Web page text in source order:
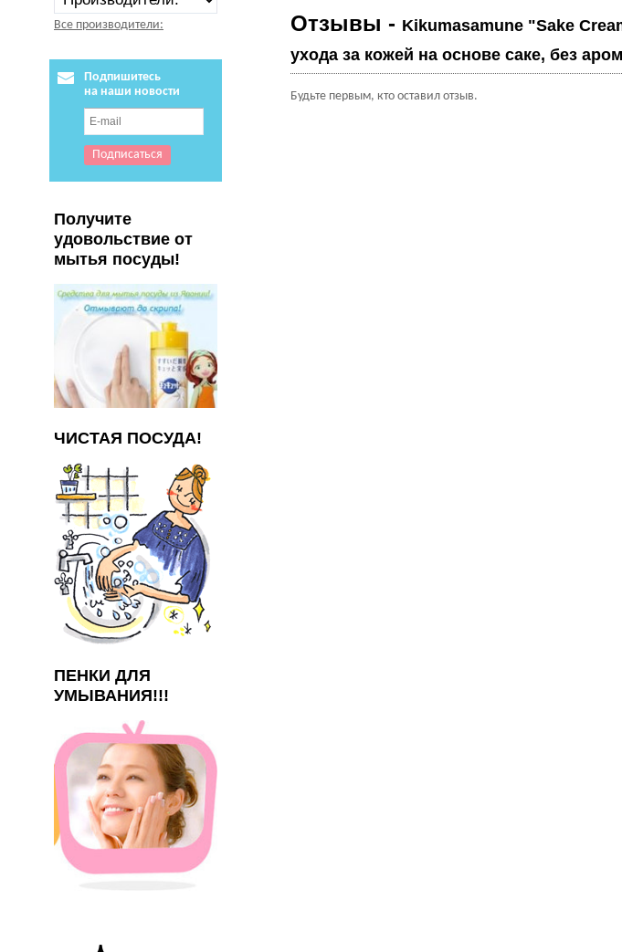
Все производители:
Подпишитесь
на наши новости
Получите
удовольствие от
мытья посуды!
ЧИСТАЯ ПОСУДА!
ПЕНКИ ДЛЯ
УМЫВАНИЯ!!!
Отзывы - Kikumasamune "Sake
ухода за кожей на основе саке, без
Будьте первым, кто оставил отзыв.